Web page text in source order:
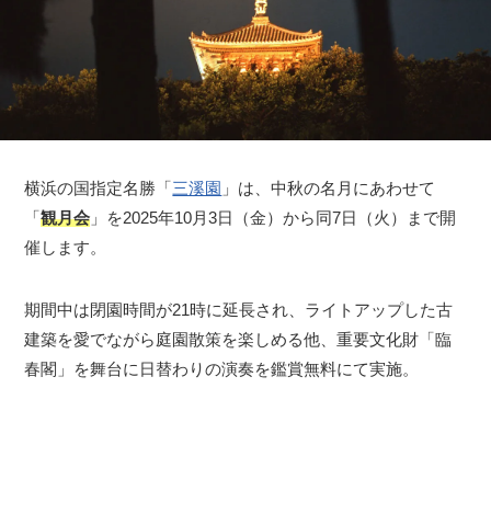
横浜の国指定名勝「三溪園 」は、中秋の名月にあわせて
「観月会 」を2025年10月3日（金）から同7日（火）まで開
催します。
期間中は閉園時間が21時に延長され、ライトアップした古
建築を愛でながら庭園散策を楽しめる他、重要文化財「臨
春閣」を舞台に日替わりの演奏を鑑賞無料にて実施。